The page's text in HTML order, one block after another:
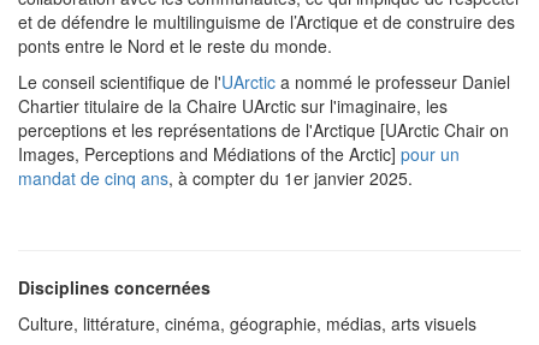
et de défendre le multilinguisme de l’Arctique et de construire des
ponts entre le Nord et le reste du monde.
Le conseil scientifique de l'UArctic a nommé le professeur Daniel
Chartier titulaire de la Chaire UArctic sur l'imaginaire, les
perceptions et les représentations de l'Arctique [UArctic Chair on
Images, Perceptions and Médiations of the Arctic] pour un
mandat de cinq ans, à compter du 1er janvier 2025.
Disciplines concernées
Culture, littérature, cinéma, géographie, médias, arts visuels